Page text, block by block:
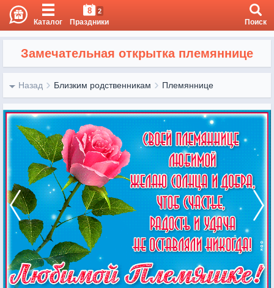
Каталог
8 2
Праздники Поиск
Замечательная открытка племяннице
Назад Близким родственникам Племяннице